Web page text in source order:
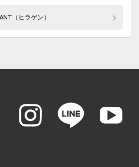
（ヒラゲン）